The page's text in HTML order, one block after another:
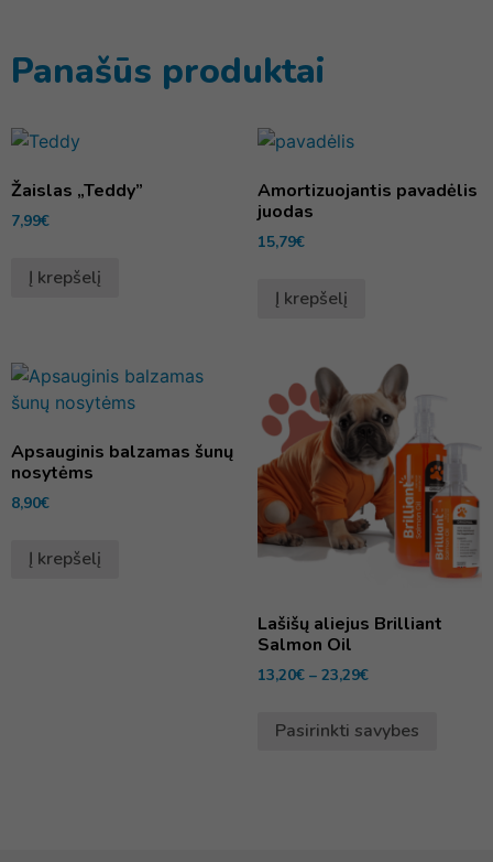
Panašūs produktai
Žaislas „Teddy”
7,99€
Į krepšelį
Amortizuojantis pavadėlis
juodas
15,79€
Į krepšelį
Apsauginis balzamas šunų
nosytėms
8,90€
Į krepšelį
Lašišų aliejus Brilliant
Salmon Oil
13,20€ – 23,29€
Pasirinkti savybes